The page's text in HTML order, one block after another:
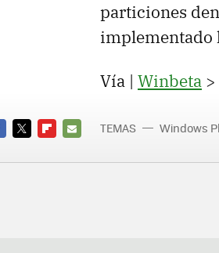
particiones
implementado
Vía | Winbeta >
MAIL
TEMAS Windows